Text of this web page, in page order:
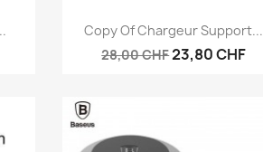
Anteprima
Copy Of Chargeur Support...
28,00 CHF23,80 CHF